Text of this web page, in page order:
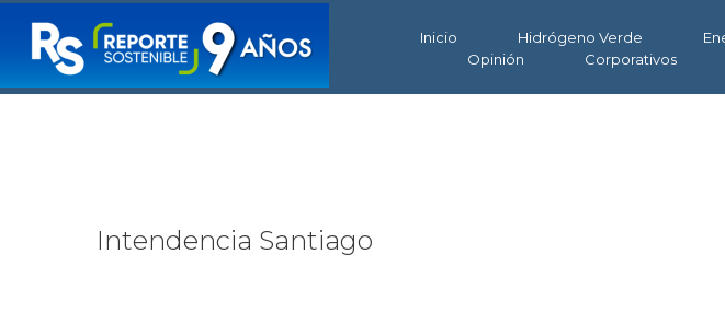
Inicio Hidrógeno Verde
Opinión
Corporativos
Intendencia Santiago